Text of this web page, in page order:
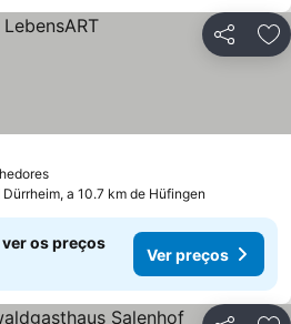
Partilhar
Ver preços
Dürrheim, a 10.7 km de Hüfingen
os preços
Ver preços